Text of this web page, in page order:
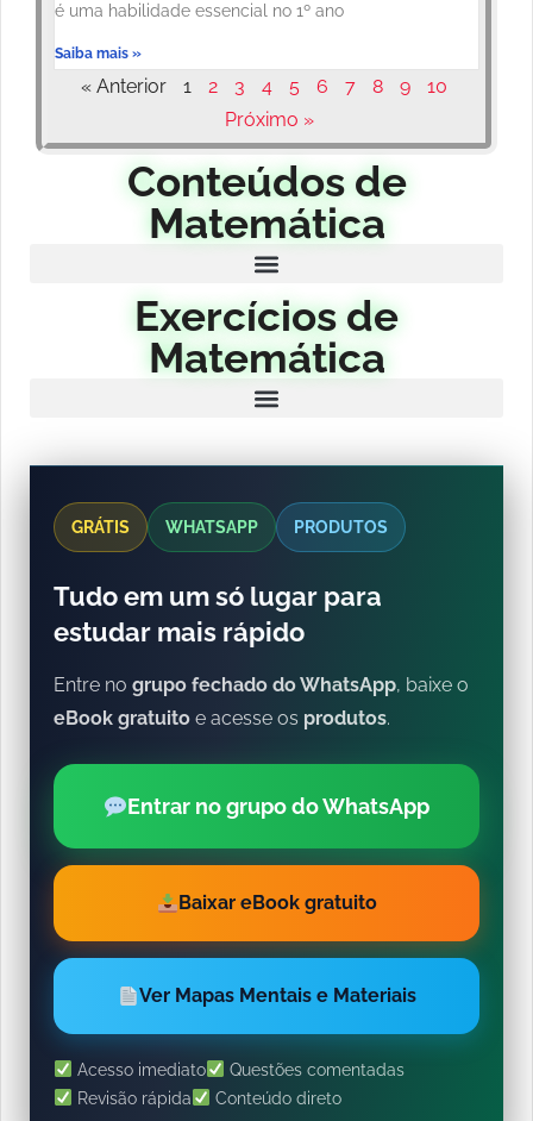
é uma habilidade essencial no 1º ano
Saiba mais »
« Anterior 1 2 3 4 5 6 7 8 9
10
Próximo »
Conteúdos de
Matemática
Exercícios de
Matemática
GRÁTIS WHATSAPP PRODUTOS
Tudo em um só lugar para
estudar mais rápido
Entre no grupo fechado do WhatsApp, baixe o
eBook gratuito e acesse os produtos.
Entrar no grupo do WhatsApp
Baixar eBook gratuito
Ver Mapas Mentais e Materiais
Acesso imediato
Questões comentadas
Revisão rápida
Conteúdo direto